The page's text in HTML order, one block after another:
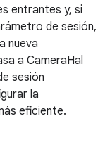
entrantes y, si
de sesión,
nueva
a CameraHal
sesión
la
eficiente.